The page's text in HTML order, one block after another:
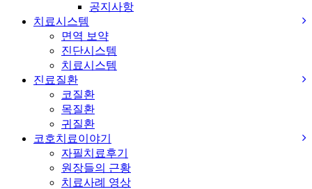
공지사항
치료시스템
면역 보약
진단시스템
치료시스템
진료질환
코질환
목질환
귀질환
코호치료이야기
자필치료후기
원장들의 근황
치료사례 영상